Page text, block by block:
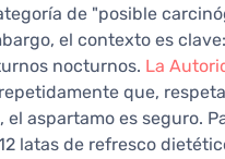
de "posible
el contexto es
nocturnos. La
que,
aspartamo es seguro.
latas de refresco